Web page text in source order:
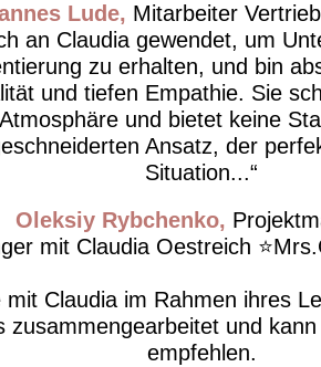
Lude Mitarbeiter
an Claudia gewendet, um
zu erhalten, und bin
und tiefen Empathie. Sie
und bietet keine
Ansatz, der
Situation...
Oleksiy Rybchenko
mit Claudia Oestreich
mit Claudia im Rahmen ihres
zusammengearbeitet und
empfehlen.